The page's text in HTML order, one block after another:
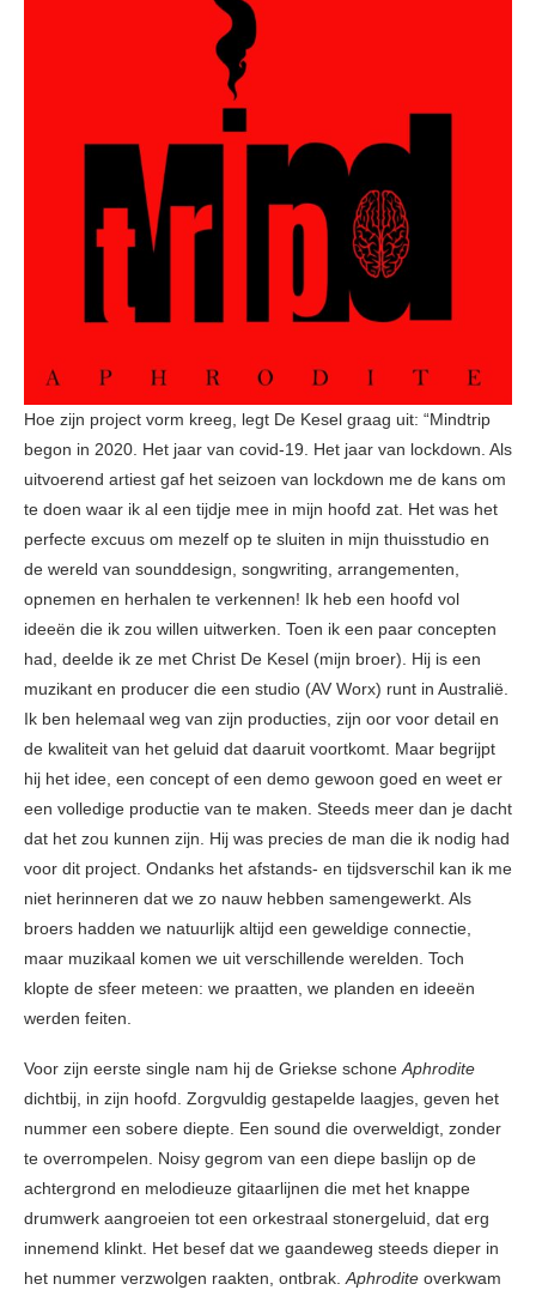
Hoe zijn project vorm kreeg, legt De Kesel graag uit: “Mindtrip
begon in 2020. Het jaar van covid-19. Het jaar van lockdown. Als
uitvoerend artiest gaf het seizoen van lockdown me de kans om
te doen waar ik al een tijdje mee in mijn hoofd zat. Het was het
perfecte excuus om mezelf op te sluiten in mijn thuisstudio en
de wereld van sounddesign, songwriting, arrangementen,
opnemen en herhalen te verkennen! Ik heb een hoofd vol
ideeën die ik zou willen uitwerken. Toen ik een paar concepten
had, deelde ik ze met Christ De Kesel (mijn broer). Hij is een
muzikant en producer die een studio (AV Worx) runt in Australië.
Ik ben helemaal weg van zijn producties, zijn oor voor detail en
de kwaliteit van het geluid dat daaruit voortkomt. Maar begrijpt
hij het idee, een concept of een demo gewoon goed en weet er
een volledige productie van te maken. Steeds meer dan je dacht
dat het zou kunnen zijn. Hij was precies de man die ik nodig had
voor dit project. Ondanks het afstands- en tijdsverschil kan ik me
niet herinneren dat we zo nauw hebben samengewerkt. Als
broers hadden we natuurlijk altijd een geweldige connectie,
maar muzikaal komen we uit verschillende werelden. Toch
klopte de sfeer meteen: we praatten, we planden en ideeën
werden feiten.
Voor zijn eerste single nam hij de Griekse schoneAphrodite
dichtbij, in zijn hoofd. Zorgvuldig gestapelde laagjes, geven het
nummer een sobere diepte. Een sound die overweldigt, zonder
te overrompelen. Noisy gegrom van een diepe baslijn op de
achtergrond en melodieuze gitaarlijnen die met het knappe
drumwerk aangroeien tot een orkestraal stonergeluid, dat erg
innemend klinkt. Het besef dat we gaandeweg steeds dieper in
het nummer verzwolgen raakten, ontbrak.Aphrodite overkwam